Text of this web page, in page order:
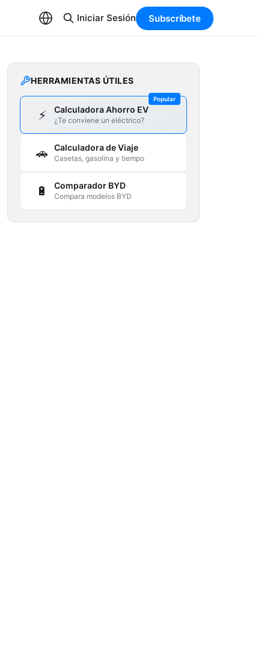
Iniciar Sesión Subscríbete
HERRAMIENTAS ÚTILES
Popular
⚡ Calculadora Ahorro EV
¿Te conviene un eléctrico?
🚗 Calculadora de Viaje
Casetas, gasolina y tiempo
🔋 Comparador BYD
Compara modelos BYD